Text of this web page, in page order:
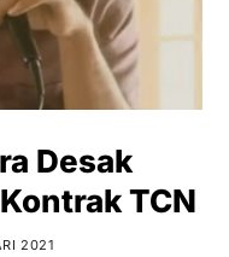
Desak
TCN
2021